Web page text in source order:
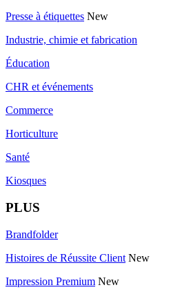
Presse à étiquettes New
Industrie, chimie et fabrication
Éducation
CHR et événements
Commerce
Horticulture
Santé
Kiosques
PLUS
Brandfolder
Histoires de Réussite Client New
Impression Premium New